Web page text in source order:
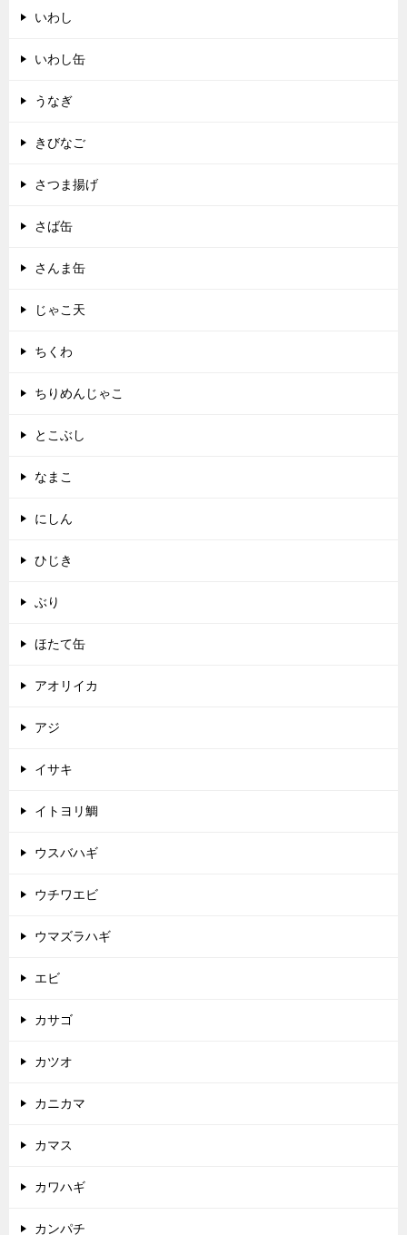
いわし
いわし缶
うなぎ
きびなご
さつま揚げ
さば缶
さんま缶
じゃこ天
ちくわ
ちりめんじゃこ
とこぶし
なまこ
にしん
ひじき
ぶり
ほたて缶
アオリイカ
アジ
イサキ
イトヨリ鯛
ウスバハギ
ウチワエビ
ウマズラハギ
エビ
カサゴ
カツオ
カニカマ
カマス
カワハギ
カンパチ